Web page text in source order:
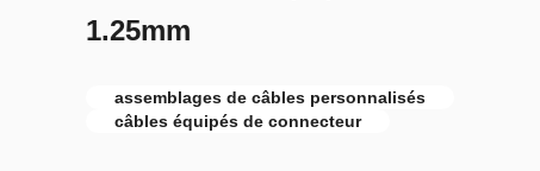
1.25mm
assemblages de câbles personnalisés
câbles équipés de connecteur